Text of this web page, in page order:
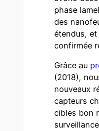
phase
des
étendus, et
confirmée
Grâce au
(2018),
nouveaux
capteurs
cibles bon